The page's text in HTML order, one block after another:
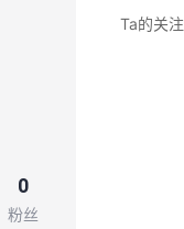
0
粉丝
Ta的关注